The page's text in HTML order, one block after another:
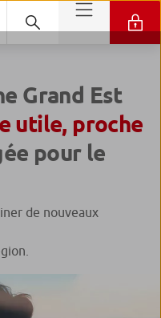
Grand Est
utile, proche
pour le
de nouveaux